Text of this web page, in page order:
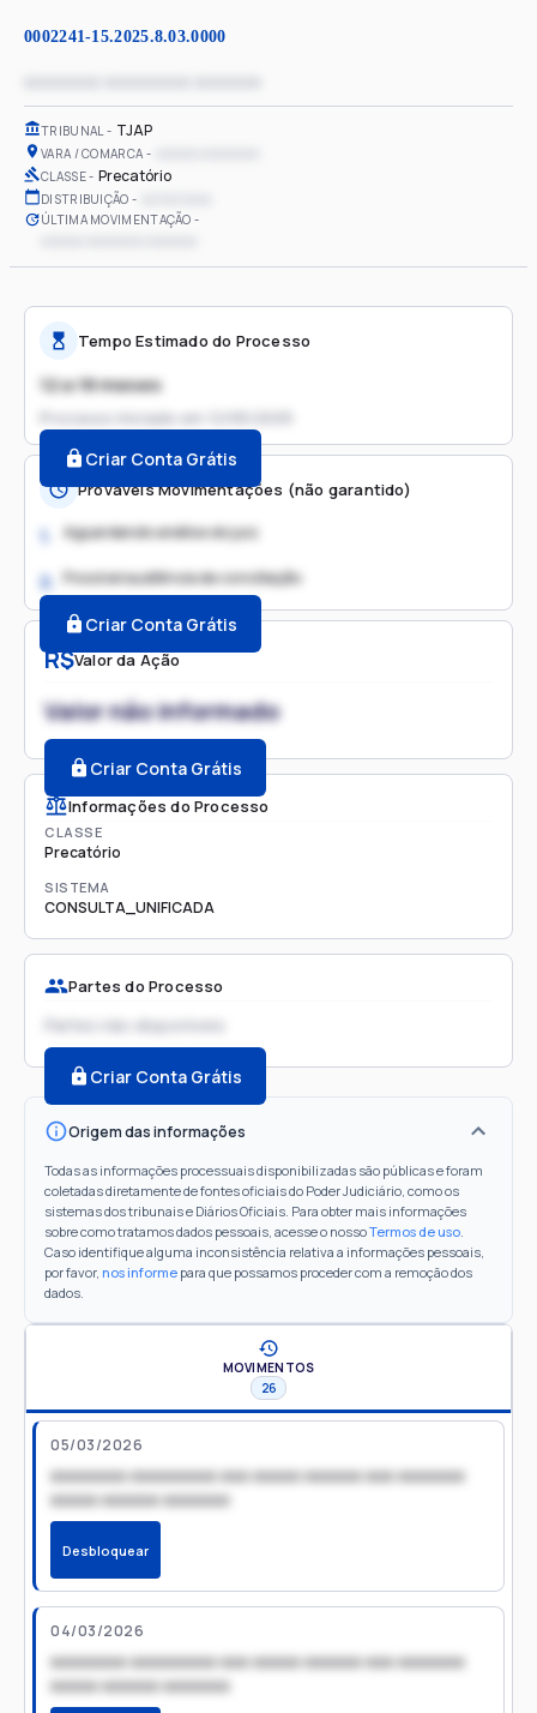
0002241-15.2025.8.03.0000
TRIBUNAL TJAP
VARA / COMARCA
CLASSE Precatório
DISTRIBUIÇÃO
ÚLTIMA MOVIMENTAÇÃO
R$Valor da Ação
Valor não informado
Criar Conta Grátis
Informações do Processo
CLASSE
Precatório
SISTEMA
CONSULTA_UNIFICADA
Partes do Processo
Partes não disponíveis
Criar Conta Grátis
Origem das informações
Todas as informações processuais disponibilizadas são públicas e foram
coletadas diretamente de fontes oficiais do Poder Judiciário, como os
sistemas dos tribunais e Diários Oficiais. Para obter mais informações
sobre como tratamos dados pessoais, acesse o nossoTermos de uso.
Caso identifique alguma inconsistência relativa a informações pessoais,
por favor, nos informe para que possamos proceder com a remoção dos
dados.
Tempo Estimado do Processo
12 a 18 meses
Processo iniciado em
Criar Conta Grátis
Prováveis Movimentações (não garantido)
1. Aguardando análise do juiz
2. Possível audiência de conciliação
Criar Conta Grátis
MOVIMENTOS
26
05/03/2026
xxxxxxxx xxxxxxxxx xxx xxxxx xxxxxx xxx xxxxxxx
xxxxx xxxxxx xxxxxxx
Desbloquear
04/03/2026
xxxxxxxx xxxxxxxxx xxx xxxxx xxxxxx xxx xxxxxxx
xxxxx xxxxxx xxxxxxx